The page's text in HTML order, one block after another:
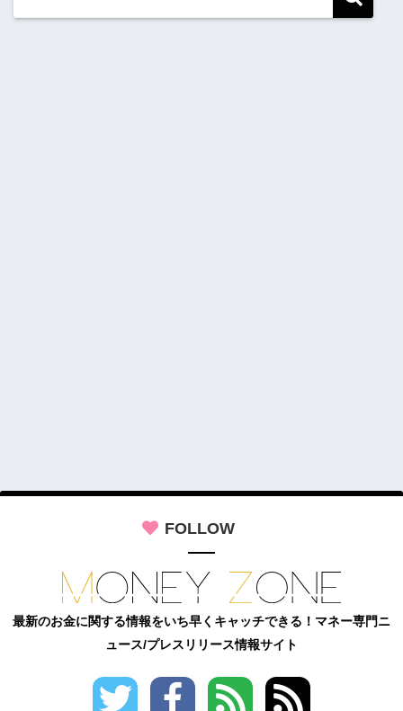
FOLLOW
最新のお金に関する情報をいち早くキャッチできる！マネー専門ニ
ュース/プレスリリース情報サイト